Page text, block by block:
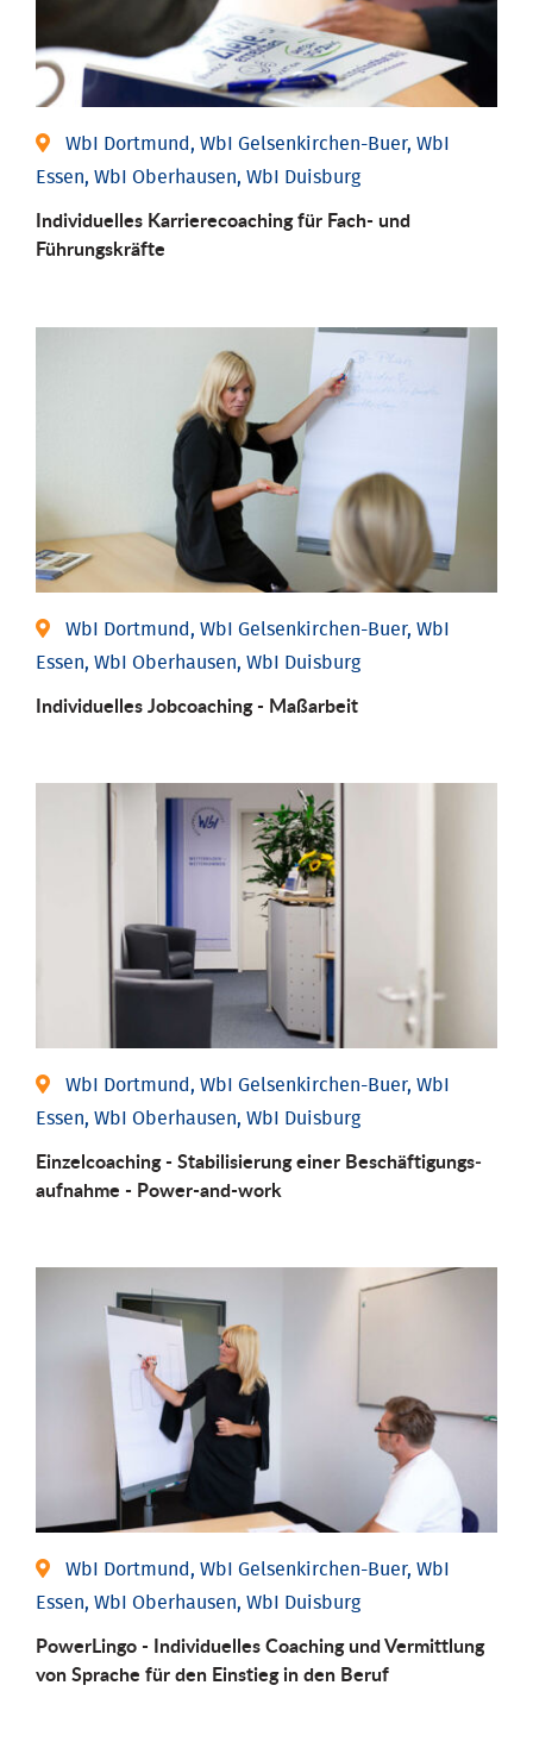
WbI Dortmund, WbI Gelsenkirchen-Buer, WbI
Essen, WbI Oberhausen, WbI Duisburg
Individu­elles Karrierecoaching für Fach-­ und
Führungs­kräfte
WbI Dortmund, WbI Gelsenkirchen-Buer, WbI
Essen, WbI Oberhausen, WbI Duisburg
Individu­elles Job­coaching - Maßarbeit
WbI Dortmund, WbI Gelsenkirchen-Buer, WbI
Essen, WbI Oberhausen, WbI Duisburg
Einzel­coaching - Stabili­sierung einer Be­schäftigungs­
aufnahme - Power-and-work
WbI Dortmund, WbI Gelsenkirchen-Buer, WbI
Essen, WbI Oberhausen, WbI Duisburg
PowerLingo - Individuelles Coaching und Vermittlung
von Sprache für den Einstieg in den Beruf